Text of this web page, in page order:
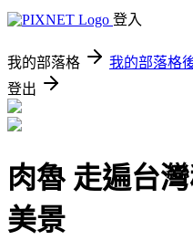
登入
我的部落格 我的部落格
登出
肉魯 走遍台
美景